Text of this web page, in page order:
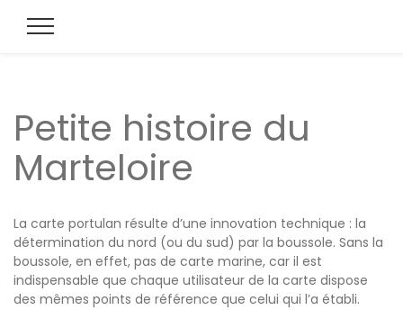
Petite histoire du
Marteloire
La carte portulan résulte d’une innovation technique : la
détermination du nord (ou du sud) par la boussole. Sans la
boussole, en effet, pas de carte marine, car il est
indispensable que chaque utilisateur de la carte dispose
des mêmes points de référence que celui qui l’a établi.